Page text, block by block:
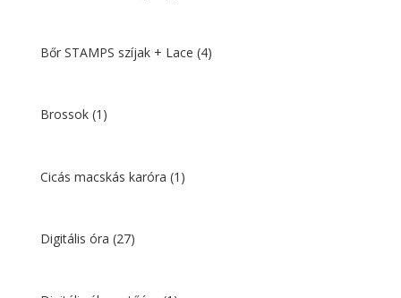
Bőr STAMPS szíjak + Lace (4)
Brossok (1)
Cicás macskás karóra (1)
Digitális óra (27)